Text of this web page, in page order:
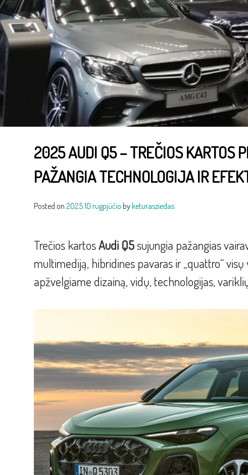
2025 AUDI Q5 – TREČIOS KARTOS
PAŽANGIA TECHNOLOGIJA IR
Posted on2025 10 rugpjūčio byketurasziedas
Trečios kartosAudi Q5sujungia pažangias
multimediją, hibridines pavaras ir „quattro“
apžvelgiame dizainą, vidų, technologijas,